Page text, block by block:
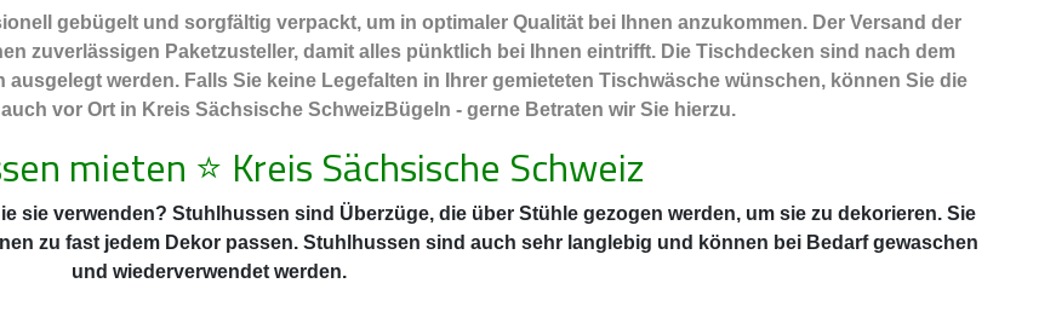
gebügelt und sorgfältig verpackt, um in optimaler Qualität bei Ihnen anzukommen. Der Versand der
zuverlässigen Paketzusteller, damit alles pünktlich bei Ihnen eintrifft. Die Tischdecken sind nach dem
werden. Falls Sie keine Legefalten in Ihrer gemieteten Tischwäsche wünschen, können Sie die
vor Ort in Kreis Sächsische SchweizBügeln - gerne Betraten wir Sie hierzu.
mieten ⭐ Kreis Sächsische Schweiz
sie verwenden? Stuhlhussen sind Überzüge, die über Stühle gezogen werden, um sie zu dekorieren. Sie
zu fast jedem Dekor passen. Stuhlhussen sind auch sehr langlebig und können bei Bedarf gewaschen
und wiederverwendet werden.